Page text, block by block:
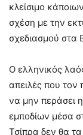
κλείσιμο
σχέση με την
σχεδιασμού στα
Ο ελληνικός
απειλές που τον
να μην περάσει
εμποδίων μέσα
Τσίπρα δεν θα